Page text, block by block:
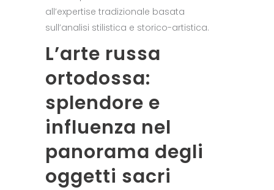
all’expertise tradizionale basata
sull’analisi stilistica e storico-artistica.
L’arte russa
ortodossa:
splendore e
influenza nel
panorama degli
oggetti sacri